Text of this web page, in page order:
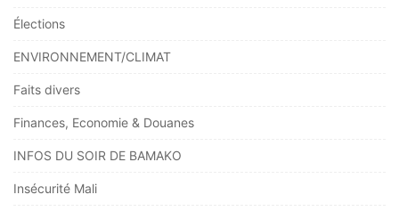
Élections
ENVIRONNEMENT/CLIMAT
Faits divers
Finances, Economie & Douanes
INFOS DU SOIR DE BAMAKO
Insécurité Mali